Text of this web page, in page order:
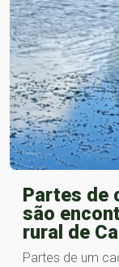
Partes de
são
rural de
Partes de um